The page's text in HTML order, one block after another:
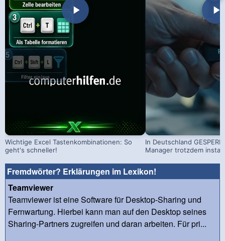
Wichtige Excel Tastenkombinationen: So
geht's schneller!
In Deutschland
Manager trotzdem
Fremdwörter? Erklärungen im Lexikon!
Teamviewer
Teamviewer ist eine Software für Desktop-Sharing und
Fernwartung. Hierbei kann man auf den Desktop seines
Sharing-Partners zugreifen und daran arbeiten. Für pri...